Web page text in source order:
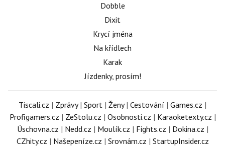
Dobble
Dixit
Krycí jména
Na křídlech
Karak
Jízdenky, prosím!
Tiscali.cz | Zprávy| Sport | Ženy| Cestování | Games.cz |
Profigamers.cz | ZeStolu.cz | Osobnosti.cz | Karaoketexty.cz |
Úschovna.cz | Nedd.cz | Moulík.cz | Fights.cz | Dokina.cz |
CZhity.cz | Našepeníze.cz | Srovnám.cz | StartupInsider.cz